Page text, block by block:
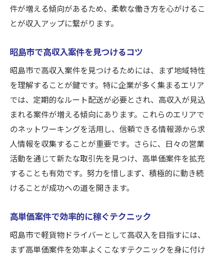
件が増える傾向があるため、柔軟な働き方を心がけるこ
とが収入アップに繋がります。
昭島市で高収入案件を見つけるコツ
昭島市で高収入案件を見つけるためには、まず地域特性
を理解することが鍵です。特に企業が多く集まるエリア
では、定期的なルート配送が必要とされ、高収入が見込
まれる案件が増える傾向にあります。これらのエリアで
のネットワーキングを活用し、信頼できる情報源から求
人情報を収集することが重要です。さらに、日々の営業
活動を通じて新たな取引先を見つけ、高単価案件を拡充
することも有効です。努力を惜しまず、積極的に動き続
けることが成功への道を開きます。
高単価案件で効率的に稼ぐテクニック
昭島市で軽貨物ドライバーとして高収入を目指すには、
まず高単価案件を効率よくこなすテクニックを身に付け